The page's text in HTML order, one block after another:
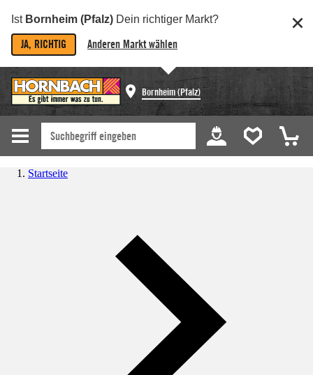
Ist Bornheim (Pfalz) Dein richtiger Markt?
JA, RICHTIG Anderen Markt wählen
Bornheim (Pfalz)
Startseite